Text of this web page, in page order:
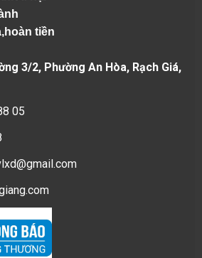
tiền
3/2, Phường An Hòa, Rạch Giá,
05